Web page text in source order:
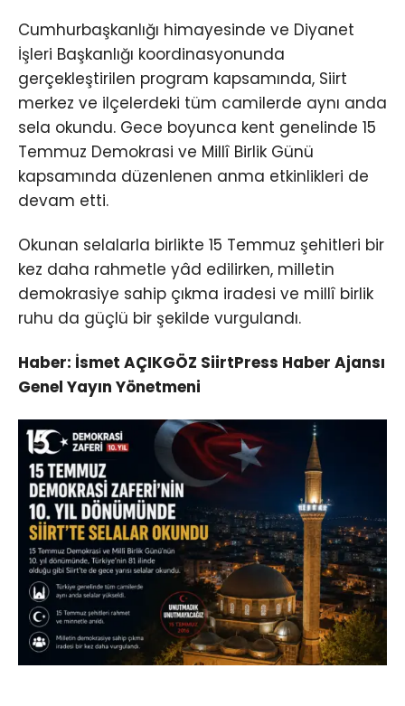
Cumhurbaşkanlığı himayesinde ve Diyanet
İşleri Başkanlığı koordinasyonunda
gerçekleştirilen program kapsamında, Siirt
merkez ve ilçelerdeki tüm camilerde aynı anda
sela okundu. Gece boyunca kent genelinde 15
Temmuz Demokrasi ve Millî Birlik Günü
kapsamında düzenlenen anma etkinlikleri de
devam etti.
Okunan selalarla birlikte 15 Temmuz şehitleri bir
kez daha rahmetle yâd edilirken, milletin
demokrasiye sahip çıkma iradesi ve millî birlik
ruhu da güçlü bir şekilde vurgulandı.
Haber: İsmet AÇIKGÖZ SiirtPress Haber Ajansı
Genel Yayın Yönetmeni